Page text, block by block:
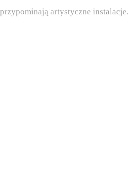
artystyczne